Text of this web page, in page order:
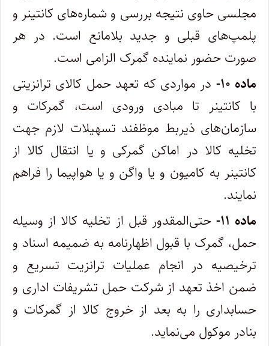
مجلسی حاوی نتیجه بررسی و شماره‌های کانتینر و
پلمپ‌های قبلی و جدید بلامانع است. در هر
صورت حضور نماینده گمرک الزامی است.
ماده ۱۰-
در مواردی که تعهد حمل کالای ترانزیتی
با کانتینر تا مبادی ورودی است، گمرکات و
سازمان‌های ذیربط موظفند تسهیلات لازم جهت‌
تخلیه کالا در اماکن گمرکی و یا انتقال کالا از
کانتینر به کامیون و یا واگن و یا هواپیما را فراهم
نمایند.
ماده ۱۱-
حتی‌المقدور قبل از تخلیه کالا از وسیله
حمل، گمرک با قبول اظهارنامه به ضمیمه اسناد و
ترخیصیه در انجام عملیات ترانزیت تسریع و‌
ضمن اخذ تعهد از شرکت حمل تشریفات اداری و
حسابداری را به بعد از خروج کالا از گمرکات و
بنادر موکول می‌نماید.